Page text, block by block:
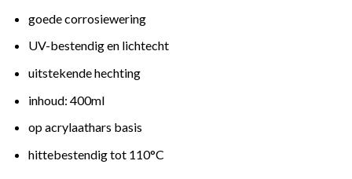
goede corrosiewering
UV-bestendig en lichtecht
uitstekende hechting
inhoud: 400ml
op acrylaathars basis
hittebestendig tot 110°C